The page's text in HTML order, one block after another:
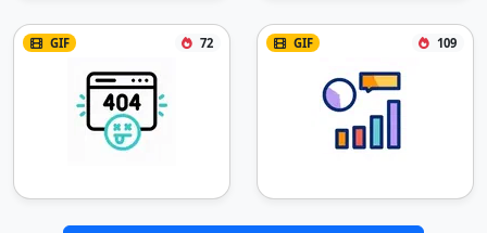
GIF 72 GIF 109